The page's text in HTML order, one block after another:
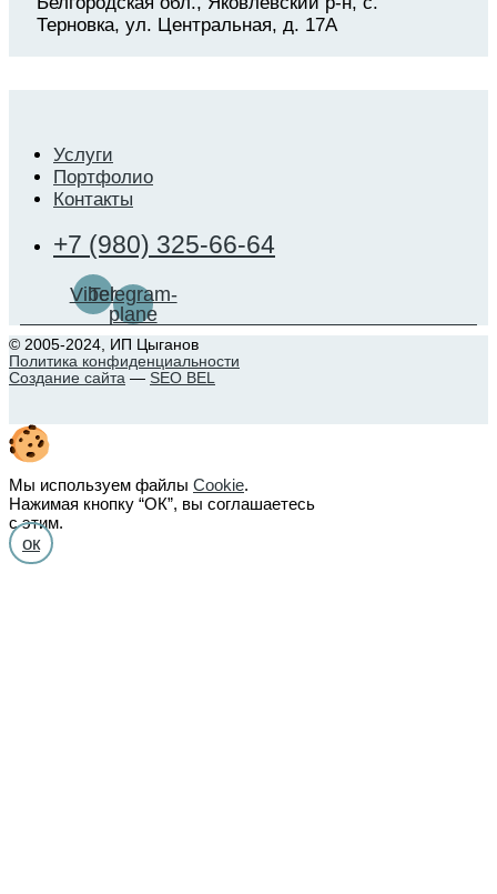
Терновка, ул. Центральная, д. 17А
Услуги
Портфолио
Контакты
+7 (980) 325-66-64
Viber
Telegram-
plane
© 2005-2024, ИП Цыганов
Политика конфиденциальности
Создание сайта — SEO BEL
Мы используем файлы Cookie.
Нажимая кнопку “ОК”, вы соглашаетесь
с этим.
ок